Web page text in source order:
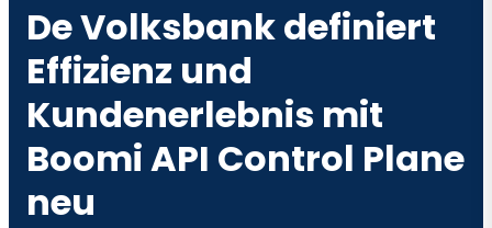
De Volksbank definiert
Effizienz und
Kundenerlebnis mit
Boomi API Control Plane
neu